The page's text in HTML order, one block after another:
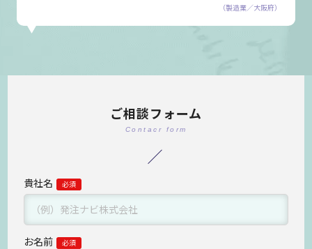
（製造業／大阪府）
ご相談フォーム
Contacr form
貴社名
お名前